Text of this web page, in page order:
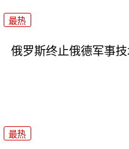
最热
俄罗斯终止俄德军事
最热